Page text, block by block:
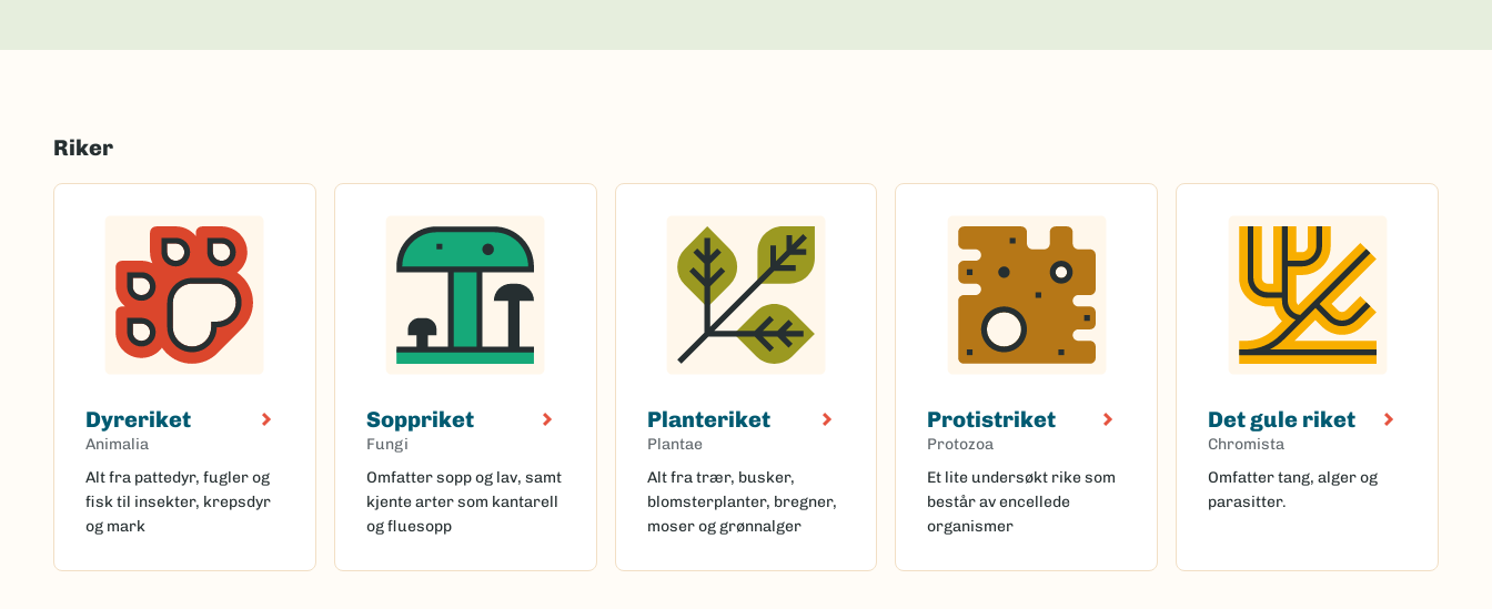
Riker
Dyreriket
Animalia
Alt fra pattedyr, fugler og
fisk til insekter, krepsdyr
og mark
Soppriket
Fungi
Omfatter sopp og lav, samt
kjente arter som kantarell
og fluesopp
Planteriket
Plantae
Alt fra trær, busker,
blomsterplanter, bregner,
moser og grønnalger
Protistriket
Protozoa
Et lite undersøkt rike som
består av encellede
organismer
Det gule riket
Chromista
Omfatter tang, alger og
parasitter.